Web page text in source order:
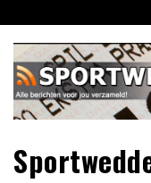
naar
inhoud